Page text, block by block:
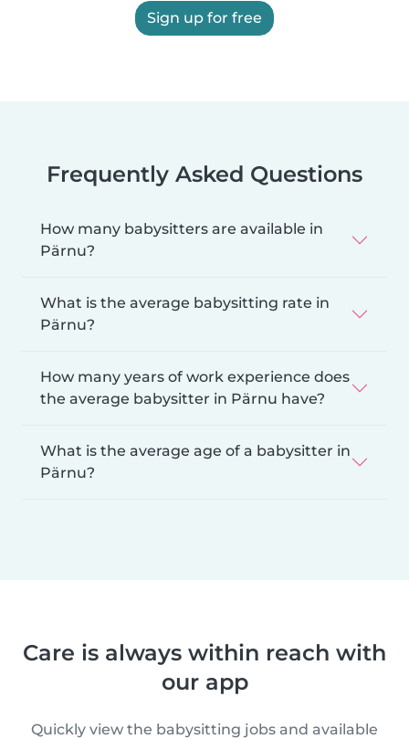
Sign up for free
Frequently Asked Questions
How many babysitters are available in
Pärnu?
What is the average babysitting rate in
Pärnu?
How many years of work experience does
the average babysitter in Pärnu have?
What is the average age of a babysitter in
Pärnu?
Care is always within reach with
our app
Quickly view the babysitting jobs and available